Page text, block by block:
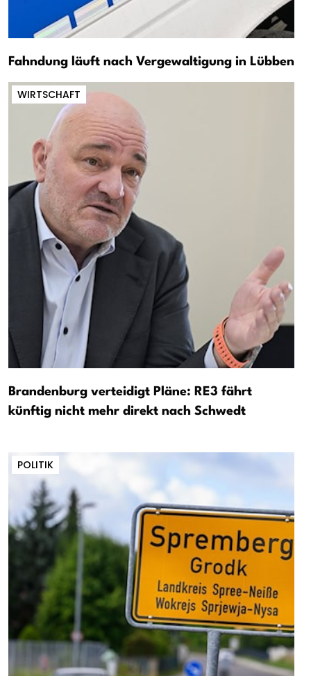
Fahndung läuft nach Vergewaltigung in Lübben
WIRTSCHAFT
Brandenburg verteidigt Pläne: RE3 fährt
künftig nicht mehr direkt nach Schwedt
POLITIK